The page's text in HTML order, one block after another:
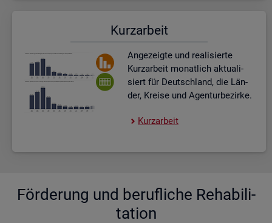
Kurz­ar­beit
An­ge­zeig­te und rea­li­sier­te
Kurz­ar­beit mo­nat­lich ak­tua­li­
siert für Deutsch­land, die Län­
der, Krei­se und Agen­tur­be­zir­ke.
Kurz­ar­beit
För­de­rung und be­ruf­li­che Re­ha­bi­li­
ta­ti­on